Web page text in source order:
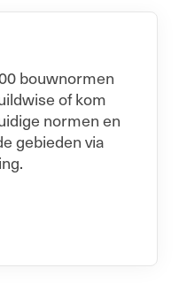
bouwnormen
of kom
normen en
gebieden via